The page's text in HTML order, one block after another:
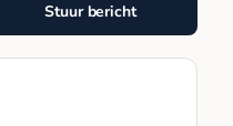
Stuur bericht